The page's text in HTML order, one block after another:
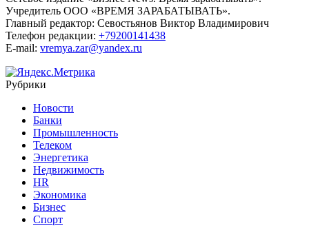
Учредитель ООО «ВРЕМЯ ЗАРАБАТЫВАТЬ».
Главный редактор: Севостьянов Виктор Владимирович
Телефон редакции: +79200141438
E-mail: vremya.zar@yandex.ru
Рубрики
Новости
Банки
Промышленность
Телеком
Энергетика
Недвижимость
HR
Экономика
Бизнес
Спорт